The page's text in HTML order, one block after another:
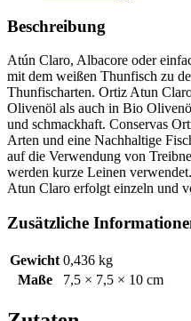
Thunfisch
in
Olivenöl
150g
Menge
Beschreibung
Atún Claro, Albacore oder
mit dem weißen Thunfisch zu
Thunfischarten. Ortiz Atun
Olivenöl als auch in Bio
und schmackhaft. Conservas
Arten und eine Nachhaltige
auf die Verwendung von
werden kurze Leinen
Atun Claro erfolgt einzeln und
Zusätzliche
Gewicht 0,436 kg
Maße
7,5 × 7,5 × 10 cm